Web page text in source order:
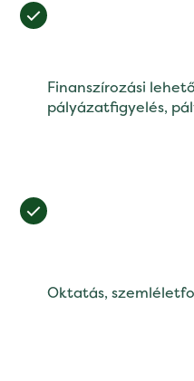
Finanszírozási
pályázatfigyelés,
Oktatás,